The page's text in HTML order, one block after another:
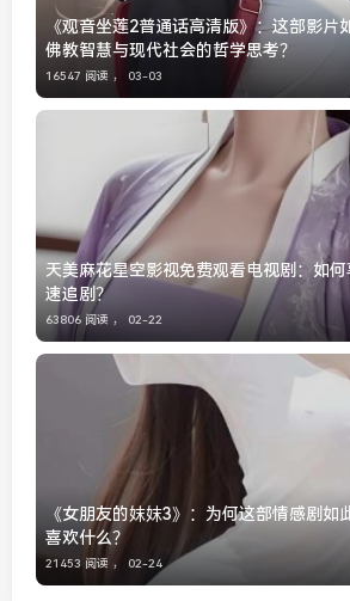
《观音坐莲2普通话高清版》：这部影片
佛教智慧与现代社会的哲学思考？
16547 阅读 ， 03-03
天美麻花星空影视免费观看电视剧：如
速追剧？
63806 阅读 ， 02-22
《女朋友的妺妺3》：为何这部情感剧如
喜欢什么？
21453 阅读 ， 02-24